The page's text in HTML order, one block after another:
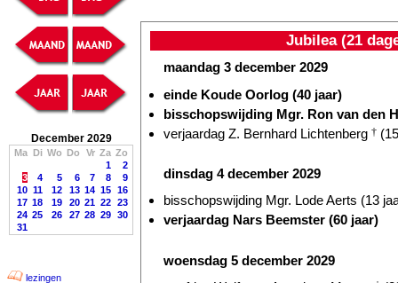
December 2029
Ma Di Wo Do Vr Za Zo
1
2
3
4 5 6 7 8
9
10 11 12 13 14 15 16
17 18 19 20 21 22 23
24 25 26 27 28 29 30
31
lezingen
Jubilea (21
maandag 3 december 2029
einde Koude Oorlog (40 jaar)
bisschopswijding Mgr. Ron van den
verjaardag Z. Bernhard Lichtenberg †
dinsdag 4 december 2029
bisschopswijding Mgr. Lode Aerts (13
verjaardag Nars Beemster (60 jaar)
woensdag 5 december 2029